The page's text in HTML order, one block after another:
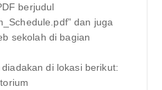
berjudul
dan juga
sekolah di bagian
diadakan di lokasi berikut: